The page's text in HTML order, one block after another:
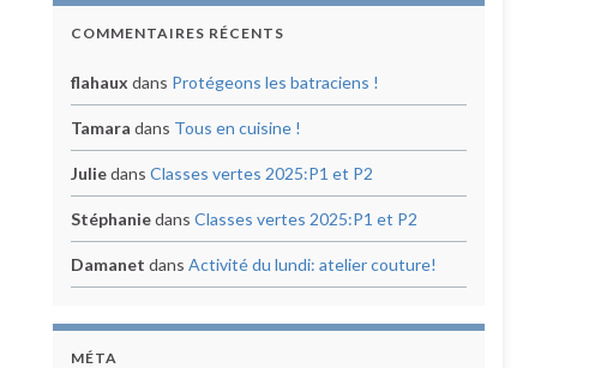
COMMENTAIRES RÉCENTS
flahaux dans Protégeons les batraciens !
Tamara dans Tous en cuisine !
Juliedans Classes vertes 2025:P1 et P2
Stéphaniedans Classes vertes 2025:P1 et P2
Damanet dans Activité du lundi: atelier couture!
MÉTA